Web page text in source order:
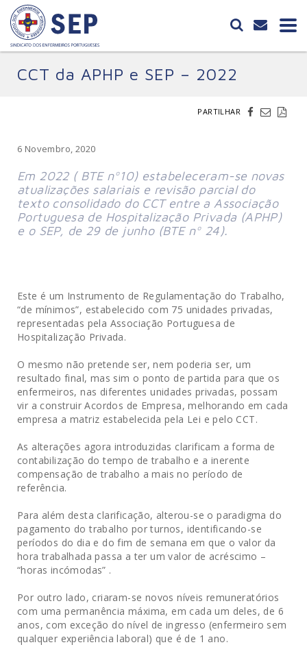
CCT da APHP e SEP – 2022
PARTILHAR
6 Novembro, 2020
Em 2022 ( BTE nº10) estabeleceram-se novas
atualizações salariais e revisão parcial do
texto consolidado do CCT entre a Associação
Portuguesa de Hospitalização Privada (APHP)
e o SEP, de 29 de junho (BTE nº 24).
Este é um Instrumento de Regulamentação do Trabalho,
“de mínimos”, estabelecido com 75 unidades privadas,
representadas pela Associação Portuguesa de
Hospitalização Privada.
O mesmo não pretende ser, nem poderia ser, um
resultado final, mas sim o ponto de partida para que os
enfermeiros, nas diferentes unidades privadas, possam
vir a construir Acordos de Empresa, melhorando em cada
empresa a matriz estabelecida pela Lei e pelo CCT.
As alterações agora introduzidas clarificam a forma de
contabilização do tempo de trabalho e a inerente
compensação de trabalho a mais no período de
referência.
Para além desta clarificação, alterou-se o paradigma do
pagamento do trabalho por turnos, identificando-se
períodos do dia e do fim de semana em que o valor da
hora trabalhada passa a ter um valor de acréscimo –
“horas incómodas” .
Por outro lado, criaram-se novos níveis remuneratórios
com uma permanência máxima, em cada um deles, de 6
anos, com exceção do nível de ingresso (enfermeiro sem
qualquer experiência laboral) que é de 1 ano.